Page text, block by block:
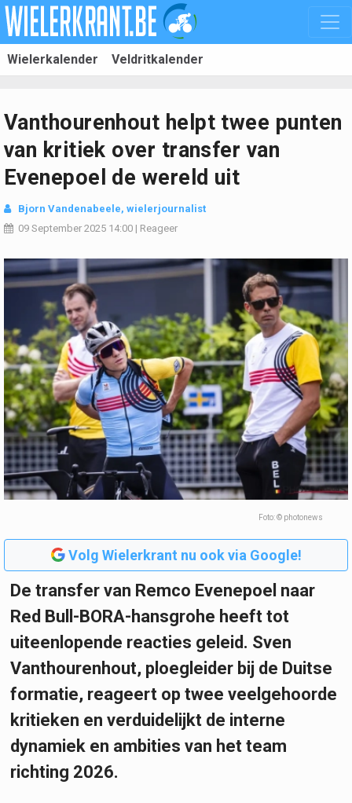
Wielerkalender Veldritkalender
Vanthourenhout helpt twee punten
van kritiek over transfer van
Evenepoel de wereld uit
Bjorn Vandenabeele, wielerjournalist
09 September 2025 14:00 | Reageer
Foto: © photonews
Volg Wielerkrant nu ook via Google!
De transfer van Remco Evenepoel naar
Red Bull-BORA-hansgrohe heeft tot
uiteenlopende reacties geleid. Sven
Vanthourenhout, ploegleider bij de Duitse
formatie, reageert op twee veelgehoorde
kritieken en verduidelijkt de interne
dynamiek en ambities van het team
richting 2026.